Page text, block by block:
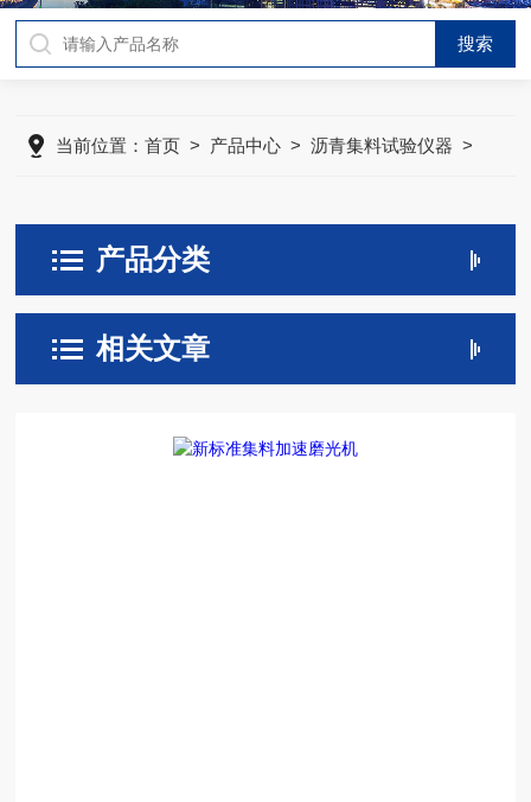
当前位置：首页 > 产品中心 >沥青集料试验仪器 >
产品分类
相关文章